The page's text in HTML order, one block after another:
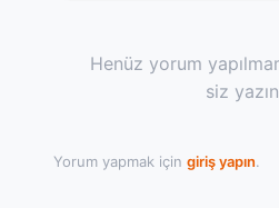
Henüz yorum
siz
Yorum yapmak için giriş yapın.